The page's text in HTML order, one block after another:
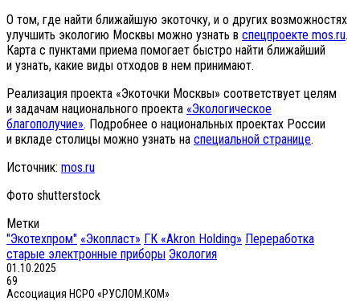
О том, где найти ближайшую экоточку, и о других возможностях
улучшить экологию Москвы можно узнать в спецпроекте mos.ru.
Карта с пунктами приема помогает быстро найти ближайший
и узнать, какие виды отходов в нем принимают.
Реализация проекта «Экоточки Москвы» соответствует целям
и задачам национального проекта «Экологическое
благополучие». Подробнее о национальных проектах России
и вкладе столицы можно узнать на специальной странице.
Источник: mos.ru
Фото shutterstock
Метки
"Экотехпром" «Экопласт» ГК «Akron Holding» Переработка
старые электронные приборы Экология
01.10.2025
69
Ассоциация НСРО «РУСЛОМ.КОМ»